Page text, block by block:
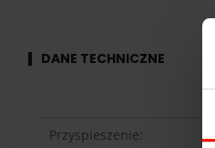
DANE TECHNICZNE
Przyspieszenie: